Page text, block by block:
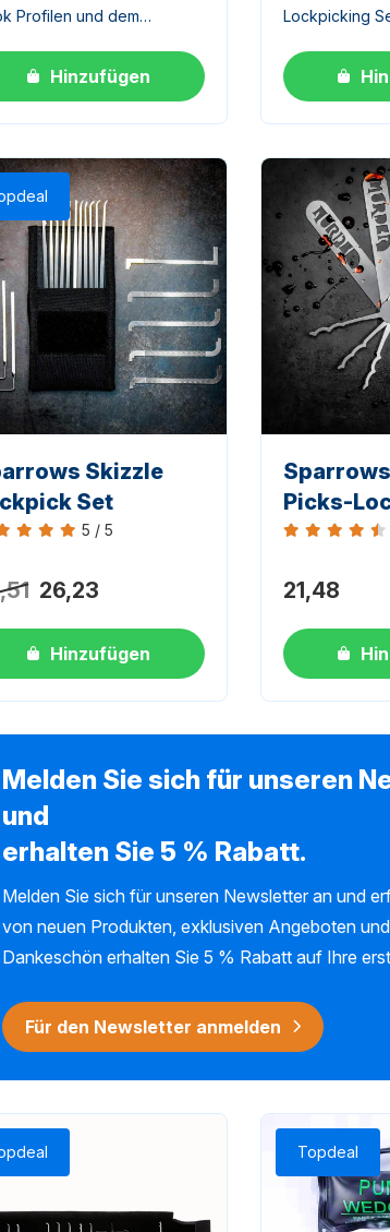
Profilen und dem
und Prybar TOK).
Hinzufügen
Lockpicking
(BOK + TOK).
ambitionierte
Skizzle
Set
5 von 5
5 / 5
26,23
Hinzufügen
Picks-
Bewertung
21,48
Melden Sie sich für unseren
und
erhalten Sie 5 % Rabatt.
Melden Sie sich für unseren Newsletter an und
von neuen Produkten, exklusiven Angeboten
Dankeschön erhalten Sie 5 % Rabatt auf Ihre
Für den Newsletter anmelden
Topdeal